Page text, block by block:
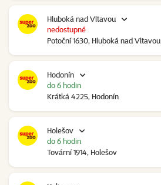
Hluboká nad Vltavou
Potoční 1630, Hluboká nad Vltavou
nedostupné
Hodonín
Krátká 4225, Hodonín
do 6 hodin
Holešov
Tovární 1914, Holešov
do 6 hodin